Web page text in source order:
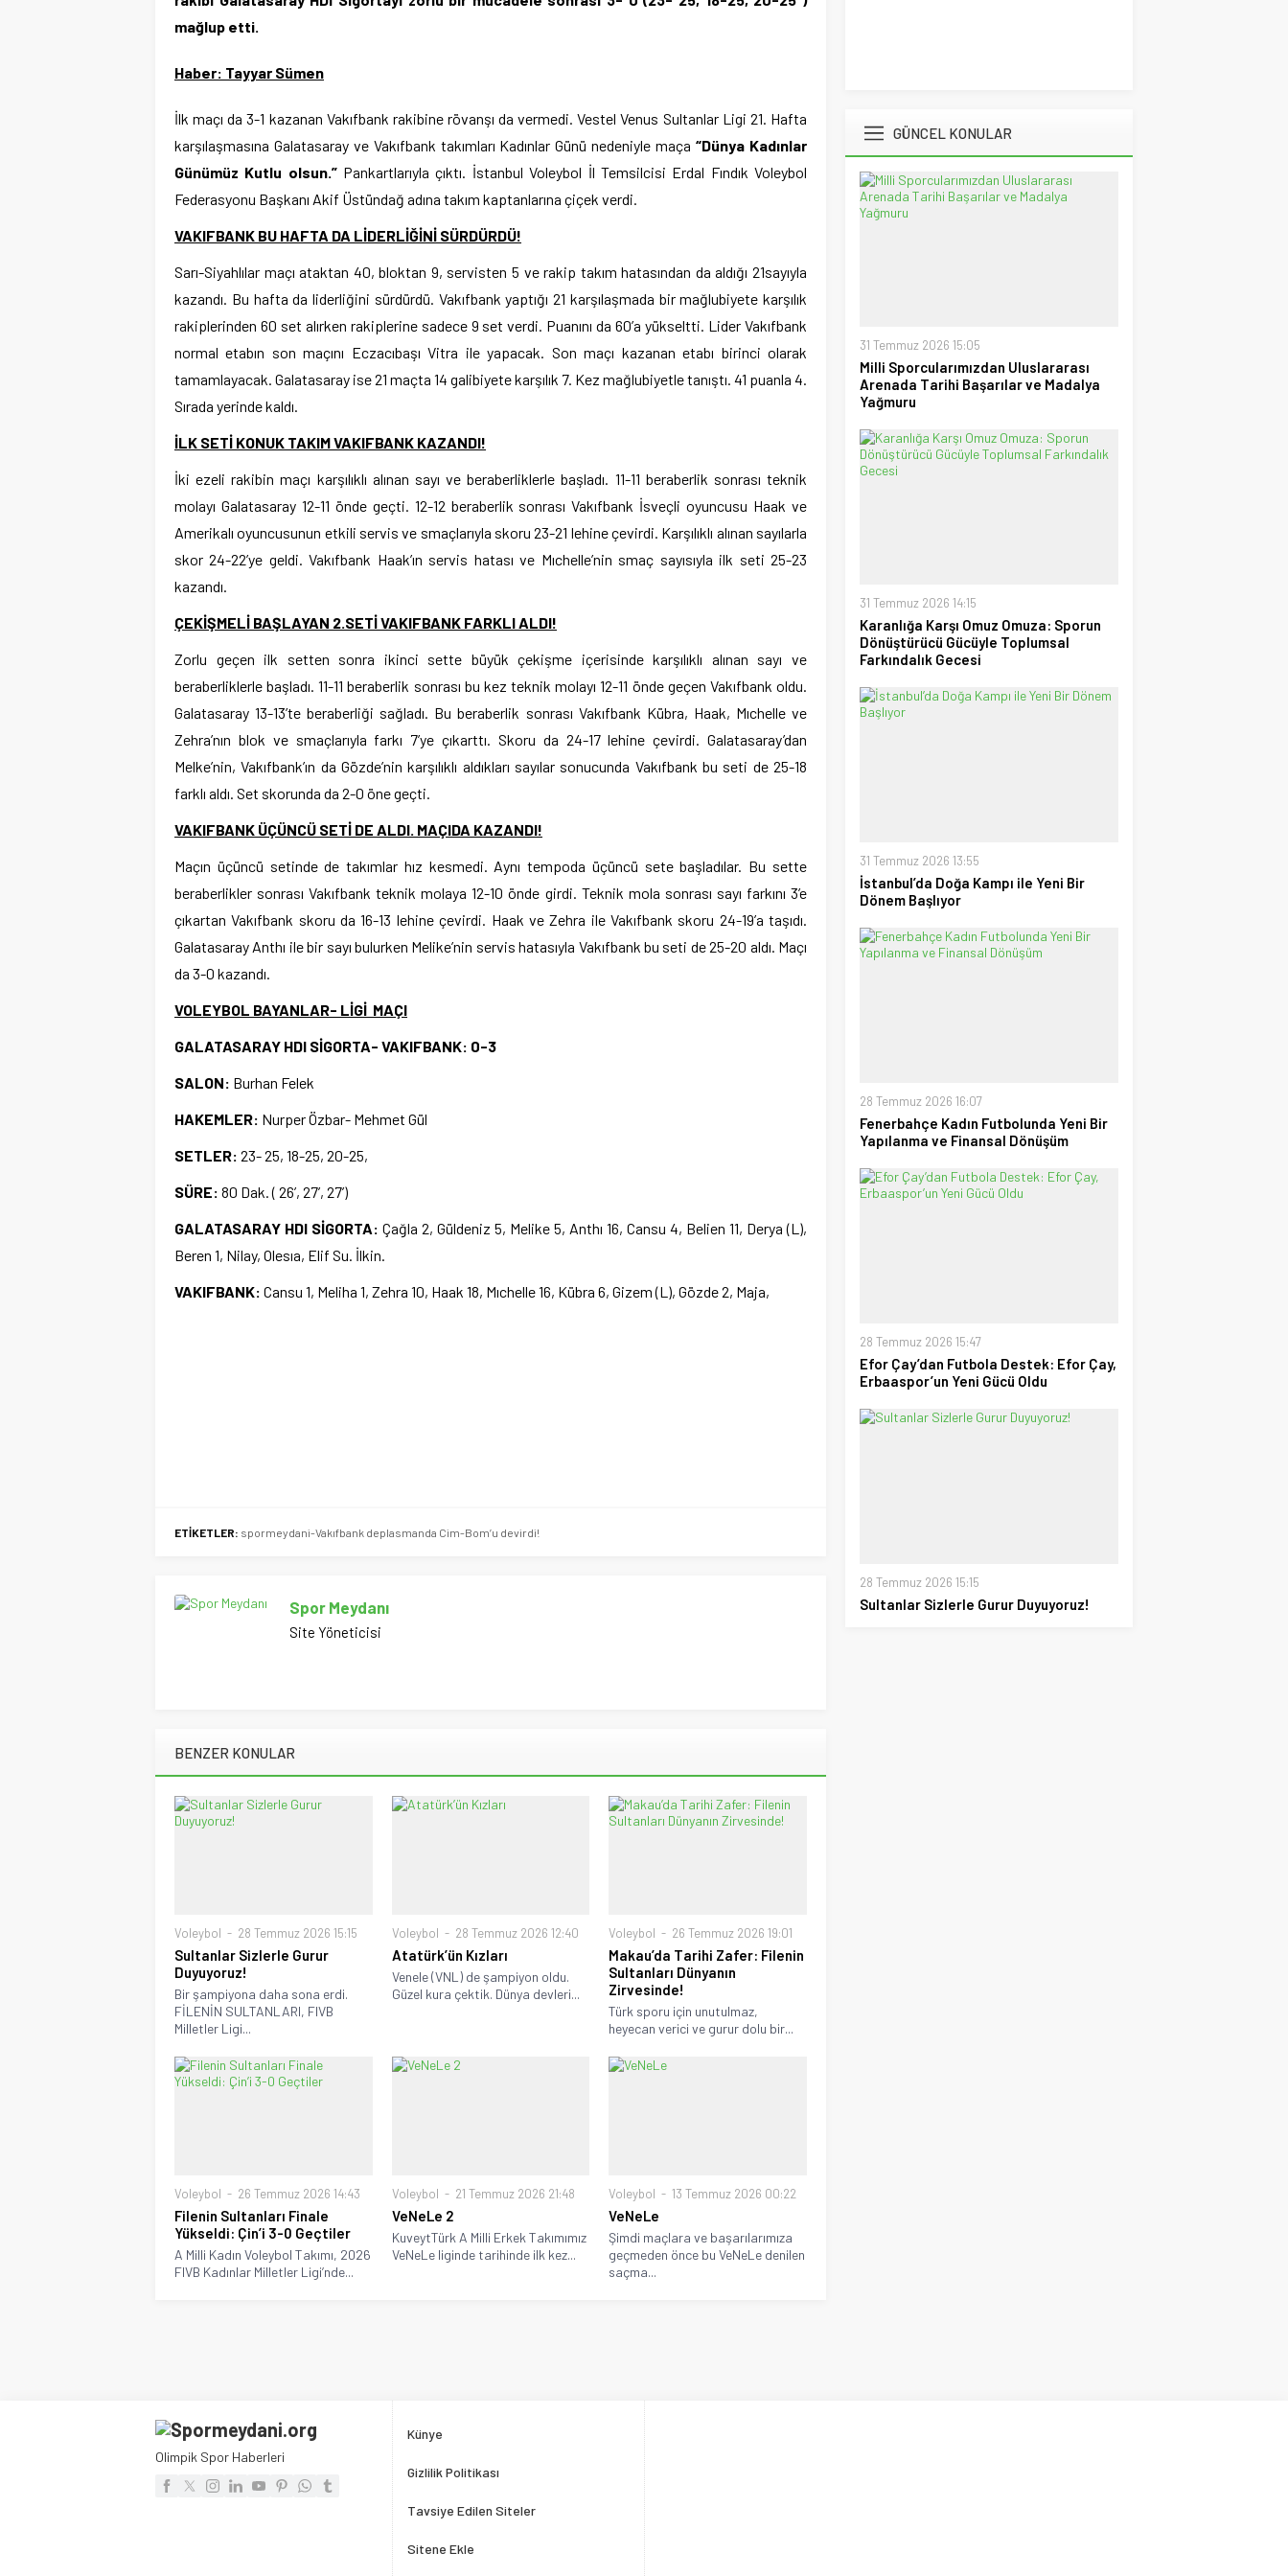
mağlup etti.
Haber: Tayyar Sümen
İlk maçı da 3-1 kazanan Vakıfbank rakibine rövanşı da vermedi. Vestel Venus Sultanlar Ligi 21. Hafta
karşılaşmasına Galatasaray ve Vakıfbank takımları Kadınlar Günü nedeniyle maça“Dünya Kadınlar
Günümüz Kutlu olsun.”Pankartlarıyla çıktı. İstanbul Voleybol İl Temsilcisi Erdal Fındık Voleybol
Federasyonu Başkanı Akif Üstündağ adına takım kaptanlarına çiçek verdi.
VAKIFBANK BU HAFTA DA LİDERLİĞİNİ SÜRDÜRDÜ!
Sarı-Siyahlılar maçı ataktan 40, bloktan 9, servisten 5 ve rakip takım hatasından da aldığı 21sayıyla
kazandı. Bu hafta da liderliğini sürdürdü. Vakıfbank yaptığı 21 karşılaşmada bir mağlubiyete karşılık
rakiplerinden 60 set alırken rakiplerine sadece 9 set verdi. Puanını da 60’a yükseltti. Lider Vakıfbank
normal etabın son maçını Eczacıbaşı Vitra ile yapacak. Son maçı kazanan etabı birinci olarak
tamamlayacak. Galatasaray ise 21 maçta 14 galibiyete karşılık 7. Kez mağlubiyetle tanıştı. 41 puanla 4.
Sırada yerinde kaldı.
İLK SETİ KONUK TAKIM VAKIFBANK KAZANDI!
İki ezeli rakibin maçı karşılıklı alınan sayı ve beraberliklerle başladı. 11-11 beraberlik sonrası teknik
molayı Galatasaray 12-11 önde geçti. 12-12 beraberlik sonrası Vakıfbank İsveçli oyuncusu Haak ve
Amerikalı oyuncusunun etkili servis ve smaçlarıyla skoru 23-21 lehine çevirdi. Karşılıklı alınan sayılarla
skor 24-22’ye geldi. Vakıfbank Haak’ın servis hatası ve Mıchelle’nin smaç sayısıyla ilk seti 25-23
kazandı.
ÇEKİŞMELİ BAŞLAYAN 2.SETİ VAKIFBANK FARKLI ALDI!
Zorlu geçen ilk setten sonra ikinci sette büyük çekişme içerisinde karşılıklı alınan sayı ve
beraberliklerle başladı. 11-11 beraberlik sonrası bu kez teknik molayı 12-11 önde geçen Vakıfbank oldu.
Galatasaray 13-13’te beraberliği sağladı. Bu beraberlik sonrası Vakıfbank Kübra, Haak, Mıchelle ve
Zehra’nın blok ve smaçlarıyla farkı 7’ye çıkarttı. Skoru da 24-17 lehine çevirdi. Galatasaray’dan
Melke’nin, Vakıfbank’ın da Gözde’nin karşılıklı aldıkları sayılar sonucunda Vakıfbank bu seti de 25-18
farklı aldı. Set skorunda da 2-0 öne geçti.
VAKIFBANK ÜÇÜNCÜ SETİ DE ALDI. MAÇIDA KAZANDI!
Maçın üçüncü setinde de takımlar hız kesmedi. Aynı tempoda üçüncü sete başladılar. Bu sette
beraberlikler sonrası Vakıfbank teknik molaya 12-10 önde girdi. Teknik mola sonrası sayı farkını 3’e
çıkartan Vakıfbank skoru da 16-13 lehine çevirdi. Haak ve Zehra ile Vakıfbank skoru 24-19’a taşıdı.
Galatasaray Anthı ile bir sayı bulurken Melike’nin servis hatasıyla Vakıfbank bu seti de 25-20 aldı. Maçı
da 3-0 kazandı.
VOLEYBOL BAYANLAR- LİGİ MAÇI
GALATASARAY HDI SİGORTA- VAKIFBANK: 0-3
SALON: Burhan Felek
HAKEMLER: Nurper Özbar- Mehmet Gül
SETLER: 23- 25, 18-25, 20-25,
SÜRE: 80 Dak. ( 26’, 27’, 27’)
GALATASARAY HDI SİGORTA: Çağla 2, Güldeniz 5, Melike 5, Anthı 16, Cansu 4, Belien 11, Derya (L),
Beren 1, Nilay, Olesıa, Elif Su. İlkin.
VAKIFBANK: Cansu 1, Meliha 1, Zehra 10, Haak 18, Mıchelle 16, Kübra 6, Gizem (L), Gözde 2, Maja,
ETİKETLER: spormeydani-Vakıfbank deplasmanda Cim-Bom’u devirdi!
Spor Meydanı
Site Yöneticisi
BENZER KONULAR
Voleybol 28 Temmuz 2026 15:15
Sultanlar Sizlerle Gurur
Duyuyoruz!
Bir şampiyona daha sona erdi.
FİLENİN SULTANLARI, FIVB
Milletler Ligi...
Voleybol 28 Temmuz 2026 12:40
Atatürk’ün Kızları
Venele (VNL) de şampiyon oldu.
Güzel kura çektik. Dünya devleri...
Voleybol 26 Temmuz 2026 19:01
Makau’da Tarihi Zafer: Filenin
Sultanları Dünyanın
Zirvesinde!
Türk sporu için unutulmaz,
heyecan verici ve gurur dolu bir...
Voleybol 26 Temmuz 2026 14:43
Filenin Sultanları Finale
Yükseldi: Çin’i 3-0 Geçtiler
A Milli Kadın Voleybol Takımı, 2026
FIVB Kadınlar Milletler Ligi’nde...
Voleybol 21 Temmuz 2026 21:48
VeNeLe 2
KuveytTürk A Milli Erkek Takımımız
VeNeLe liginde tarihinde ilk kez...
Voleybol 13 Temmuz 2026 00:22
VeNeLe
Şimdi maçlara ve başarılarımıza
geçmeden önce bu VeNeLe denilen
saçma...
4 Büyüklerin Bu Hafta Maçlarını
19 Ağustos 2021 21:05
28 Temmuz 2026 12:40
uzanan Bay Nalçakan oldu
30 Haziran 2026 17:09
“Şampiyon” Galatasaray
09 Mayıs 2026 23:05
GÜNCEL KONULAR
31 Temmuz 2026 15:05
Milli Sporcularımızdan Uluslararası
Arenada Tarihi Başarılar ve Madalya
Yağmuru
31 Temmuz 2026 14:15
Karanlığa Karşı Omuz Omuza: Sporun
Dönüştürücü Gücüyle Toplumsal
Farkındalık Gecesi
31 Temmuz 2026 13:55
İstanbul’da Doğa Kampı ile Yeni Bir
Dönem Başlıyor
28 Temmuz 2026 16:07
Fenerbahçe Kadın Futbolunda Yeni Bir
Yapılanma ve Finansal Dönüşüm
28 Temmuz 2026 15:47
Efor Çay’dan Futbola Destek: Efor Çay,
Erbaaspor’un Yeni Gücü Oldu
28 Temmuz 2026 15:15
Sultanlar Sizlerle Gurur Duyuyoruz!
Olimpik Spor Haberleri
Künye
Gizlilik Politikası
Tavsiye Edilen Siteler
Sitene Ekle